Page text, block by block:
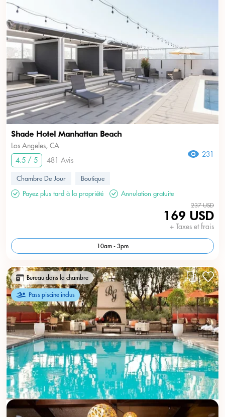
Shade Hotel Manhattan Beach
Los Angeles, CA
4.5 / 5
481 Avis
231
Chambre De Jour
Boutique
Payez plus tard à la propriété
Annulation gratuite
237 USD
169 USD
+ Taxes et frais
10am - 3pm
Bureau dans la chambre
Pass piscine inclus